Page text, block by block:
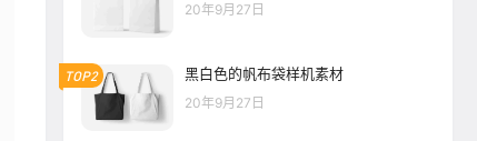
20年9月27日
TOP2 黑白色的帆布袋样机素材
20年9月27日